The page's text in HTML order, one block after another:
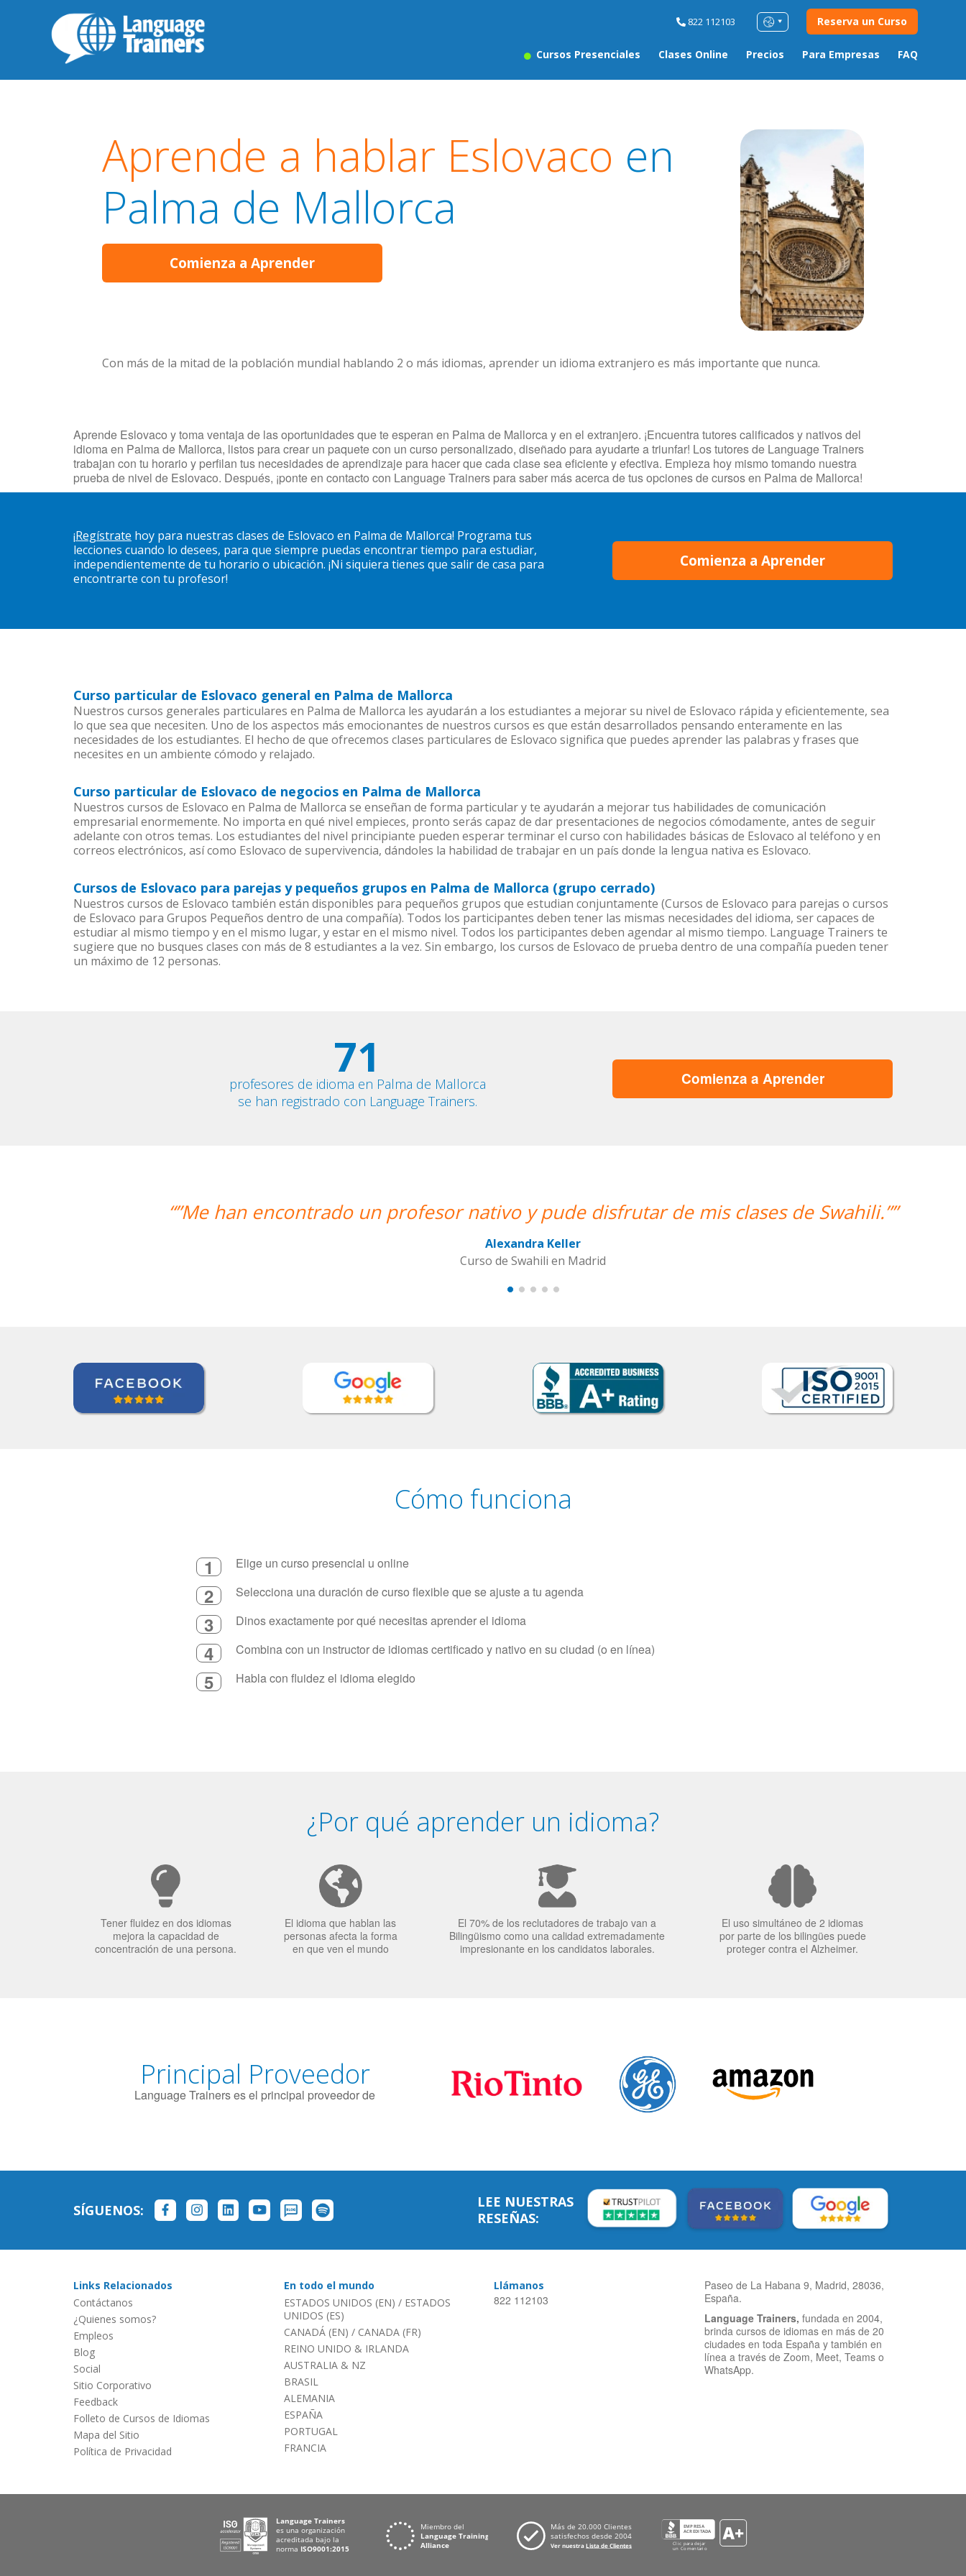
Cursos Presenciales Clases Online Precios Para Empresas FAQ
822 112103 Reserva un Curso
Aprende a hablar Eslovaco en
Palma de Mallorca
Comienza a Aprender
Con más de la mitad de la población mundial hablando 2 o más idiomas, aprender un idioma extranjero es más importante que nunca.
Aprende Eslovaco y toma ventaja de las oportunidades que te esperan en Palma de Mallorca y en el extranjero. ¡Encuentra tutores calificados y nativos del
idioma en Palma de Mallorca, listos para crear un paquete con un curso personalizado, diseñado para ayudarte a triunfar! Los tutores de Language Trainers
trabajan con tu horario y perfilan tus necesidades de aprendizaje para hacer que cada clase sea eficiente y efectiva. Empieza hoy mismo tomando nuestra
prueba de nivel de Eslovaco. Después, ¡ponte en contacto con Language Trainers para saber más acerca de tus opciones de cursos en Palma de Mallorca!
¡Regístrate hoy para nuestras clases de Eslovaco en Palma de Mallorca! Programa tus
lecciones cuando lo desees, para que siempre puedas encontrar tiempo para estudiar,
independientemente de tu horario o ubicación. ¡Ni siquiera tienes que salir de casa para
encontrarte con tu profesor!
Comienza a Aprender
Curso particular de Eslovaco general en Palma de Mallorca
Nuestros cursos generales particulares en Palma de Mallorca les ayudarán a los estudiantes a mejorar su nivel de Eslovaco rápida y eficientemente, sea
lo que sea que necesiten. Uno de los aspectos más emocionantes de nuestros cursos es que están desarrollados pensando enteramente en las
necesidades de los estudiantes. El hecho de que ofrecemos clases particulares de Eslovaco significa que puedes aprender las palabras y frases que
necesites en un ambiente cómodo y relajado.
Curso particular de Eslovaco de negocios en Palma de Mallorca
Nuestros cursos de Eslovaco en Palma de Mallorca se enseñan de forma particular y te ayudarán a mejorar tus habilidades de comunicación
empresarial enormemente. No importa en qué nivel empieces, pronto serás capaz de dar presentaciones de negocios cómodamente, antes de seguir
adelante con otros temas. Los estudiantes del nivel principiante pueden esperar terminar el curso con habilidades básicas de Eslovaco al teléfono y en
correos electrónicos, así como Eslovaco de supervivencia, dándoles la habilidad de trabajar en un país donde la lengua nativa es Eslovaco.
Cursos de Eslovaco para parejas y pequeños grupos en Palma de Mallorca (grupo cerrado)
Nuestros cursos de Eslovaco también están disponibles para pequeños grupos que estudian conjuntamente (Cursos de Eslovaco para parejas o cursos
de Eslovaco para Grupos Pequeños dentro de una compañía). Todos los participantes deben tener las mismas necesidades del idioma, ser capaces de
estudiar al mismo tiempo y en el mismo lugar, y estar en el mismo nivel. Todos los participantes deben agendar al mismo tiempo. Language Trainers te
sugiere que no busques clases con más de 8 estudiantes a la vez. Sin embargo, los cursos de Eslovaco de prueba dentro de una compañía pueden tener
un máximo de 12 personas.
71
profesores de idioma en Palma de Mallorca
se han registrado con Language Trainers.
Comienza a Aprender
han encontrado un profesor nativo y pude disfrutar de mis clases de Swahili.”” “”Hemos realizado
Cómo funciona
1 Elige un curso presencial u online
2 Selecciona una duración de curso flexible que se ajuste a tu agenda
3 Dinos exactamente por qué necesitas aprender el idioma
4 Combina con un instructor de idiomas certificado y nativo en su ciudad (o en línea)
5 Habla con fluidez el idioma elegido
¿Por qué aprender un idioma?
Tener fluidez en dos idiomas
mejora la capacidad de
concentración de una persona.
El idioma que hablan las
personas afecta la forma
en que ven el mundo
El 70% de los reclutadores de trabajo van a
Bilingüismo como una calidad extremadamente
impresionante en los candidatos laborales.
El uso simultáneo de 2 idiomas
por parte de los bilingües puede
proteger contra el Alzheimer.
Principal Proveedor
Language Trainers es el principal proveedor de
SÍGUENOS:
LEE NUESTRAS
RESEÑAS:
Links Relacionados
Contáctanos
¿Quienes somos?
Empleos
Blog
Social
Sitio Corporativo
Feedback
Folleto de Cursos de Idiomas
Mapa del Sitio
Política de Privacidad
En todo el mundo
ESTADOS UNIDOS (EN) / ESTADOS
UNIDOS (ES)
CANADÁ (EN) / CANADA (FR)
REINO UNIDO & IRLANDA
AUSTRALIA & NZ
BRASIL
ALEMANIA
ESPAÑA
PORTUGAL
FRANCIA
Llámanos
822 112103
Paseo de La Habana 9, Madrid, 28036,
España.
Language Trainers, fundada en 2004,
brinda cursos de idiomas en más de 20
ciudades en toda España y también en
línea a través de Zoom, Meet, Teams o
WhatsApp.